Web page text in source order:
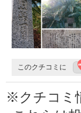
このクチコミに
※クチコミ